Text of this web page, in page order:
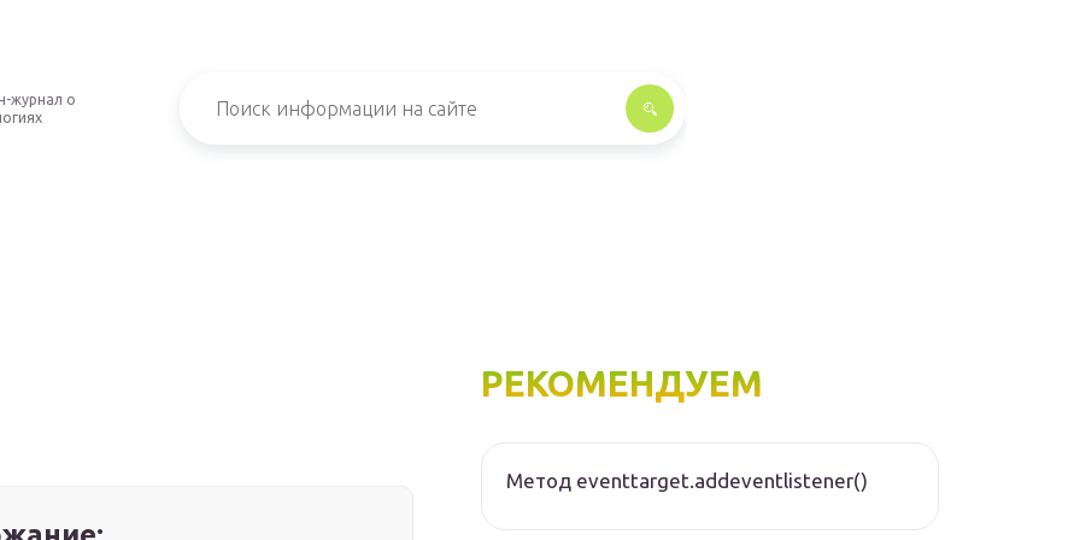
журнал о
РЕКОМЕНДУЕМ
Метод eventtarget.addeventlistener()